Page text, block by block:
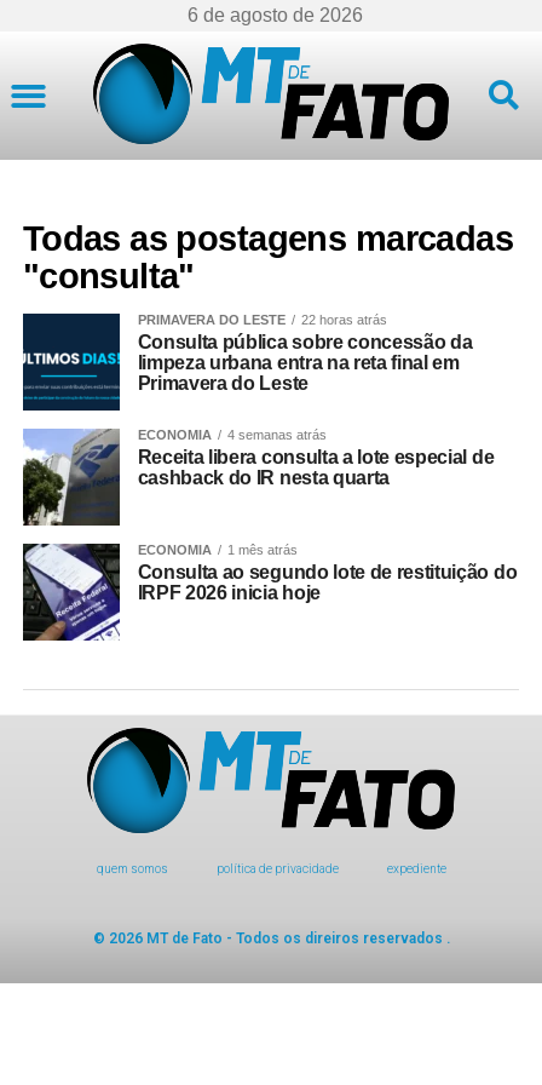
6 de agosto de 2026
Todas as postagens marcadas
"consulta"
PRIMAVERA DO LESTE 22 horas atrás
Consulta pública sobre concessão da
limpeza urbana entra na reta final em
Primavera do Leste
ECONOMIA 4 semanas atrás
Receita libera consulta a lote especial de
cashback do IR nesta quarta
ECONOMIA 1 mês atrás
Consulta ao segundo lote de restituição do
IRPF 2026 inicia hoje
quem somos política de privacidade expediente
© 2026 MT de Fato - Todos os direiros reservados .